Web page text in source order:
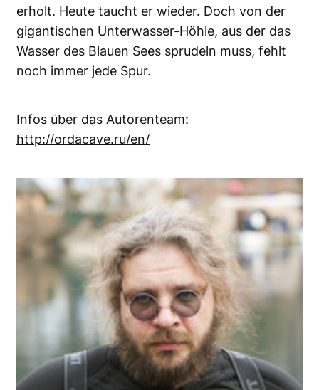
erholt. Heute taucht er wieder. Doch von der
gigantischen Unterwasser-Höhle, aus der das
Wasser des Blauen Sees sprudeln muss, fehlt
noch immer jede Spur.
Infos über das Autorenteam:
http://ordacave.ru/en/